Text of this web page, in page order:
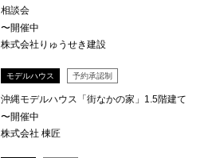
相談会
〜開催中
株式会社りゅうせき建設
モデルハウス 予約承認制
沖縄モデルハウス「街なかの家」1.5階建て
〜開催中
株式会社 棟匠